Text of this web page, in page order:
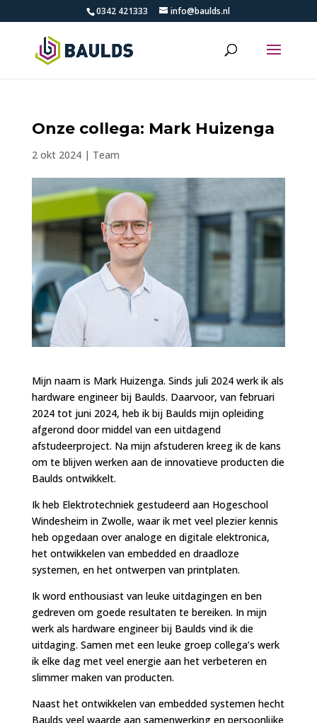
0342 421333 info@baulds.nl
Onze collega: Mark Huizenga
2 okt 2024| Team
Mijn naam is Mark Huizenga. Sinds juli 2024 werk ik als
hardware engineer bij Baulds. Daarvoor, van februari
2024 tot juni 2024, heb ik bij Baulds mijn opleiding
afgerond door middel van een uitdagend
afstudeerproject. Na mijn afstuderen kreeg ik de kans
om te blijven werken aan de innovatieve producten die
Baulds ontwikkelt.
Ik heb Elektrotechniek gestudeerd aan Hogeschool
Windesheim in Zwolle, waar ik met veel plezier kennis
heb opgedaan over analoge en digitale elektronica,
het ontwikkelen van embedded en draadloze
systemen, en het ontwerpen van printplaten.
Ik word enthousiast van leuke uitdagingen en ben
gedreven om goede resultaten te bereiken. In mijn
werk als hardware engineer bij Baulds vind ik die
uitdaging. Samen met een leuke groep collega’s werk
ik elke dag met veel energie aan het verbeteren en
slimmer maken van producten.
Naast het ontwikkelen van embedded systemen hecht
Baulds veel waarde aan samenwerking en persoonlijke